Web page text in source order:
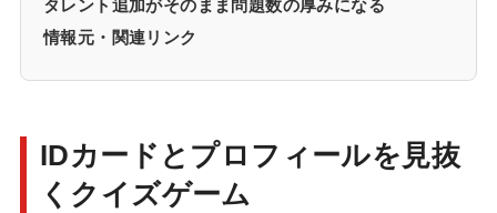
タレント追加がそのまま問題数の厚みになる
情報元・関連リンク
IDカードとプロフィールを見抜
くクイズゲーム